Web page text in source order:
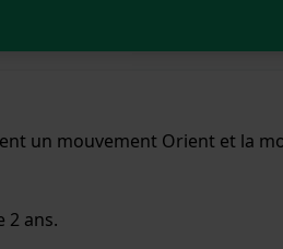
un mouvement Orient et la
2 ans.